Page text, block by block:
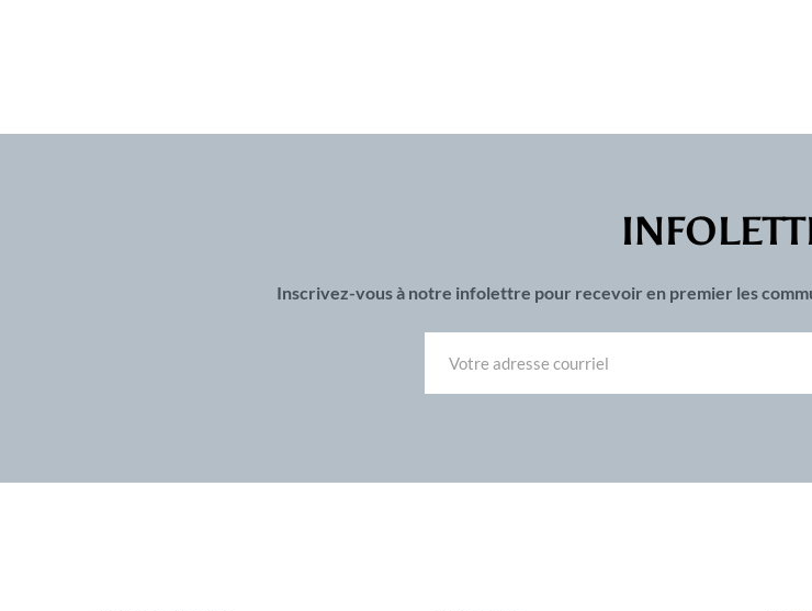
Inscrivez-vous à notre infolettre pour recevoir en premier les